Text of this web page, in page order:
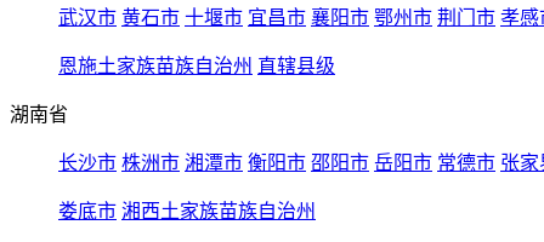
武汉市 黄石市 十堰市 宜昌市 襄阳市 鄂州市 荆门市 孝感
恩施土家族苗族自治州 直辖县级
湖南省
长沙市 株洲市 湘潭市 衡阳市 邵阳市 岳阳市 常德市 张家
娄底市 湘西土家族苗族自治州